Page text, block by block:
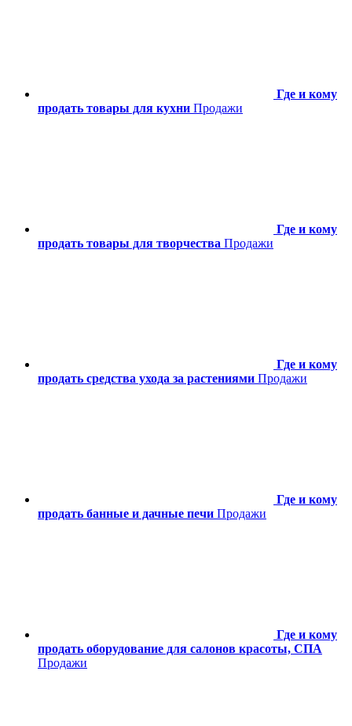
Где и кому
продать товары для кухни Продажи
Где и кому
продать товары для творчества Продажи
Где и кому
продать средства ухода за растениями Продажи
Где и кому
продать банные и дачные печи Продажи
Где и кому
продать оборудование для салонов красоты, СПА
Продажи